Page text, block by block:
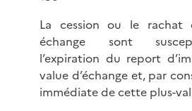
La cession ou le rachat
échange sont
l’expiration du report
value d’échange et, par
immédiate de cette plus-